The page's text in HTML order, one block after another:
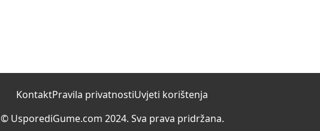
KontaktPravila privatnostiUvjeti korištenja
© UsporediGume.com 2024. Sva prava pridržana.